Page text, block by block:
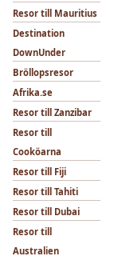
Resor till Mauritius
Destination
DownUnder
Bröllopsresor
Afrika.se
Resor till Zanzibar
Resor till
Cooköarna
Resor till Fiji
Resor till Tahiti
Resor till Dubai
Resor till
Australien